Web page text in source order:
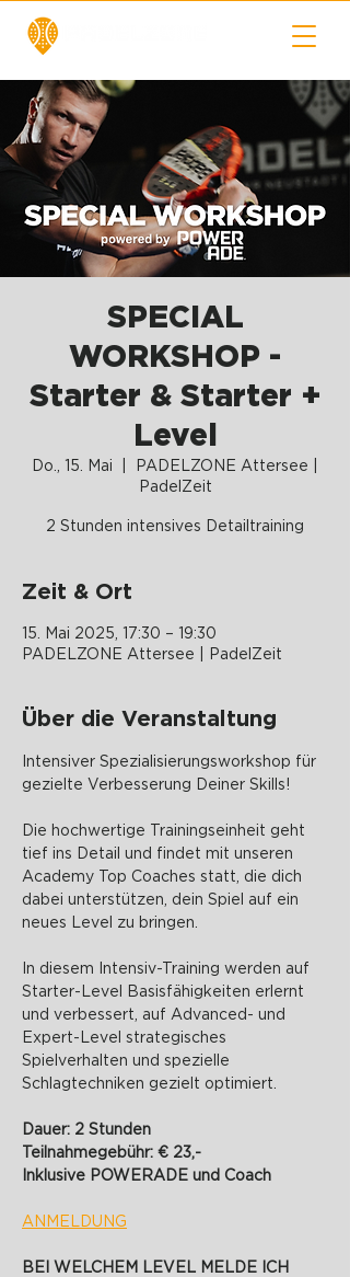
SPECIAL
WORKSHOP -
Starter & Starter +
Level
Do., 15. Mai
PADELZONE Attersee |
PadelZeit
2 Stunden intensives Detailtraining
Zeit & Ort
15. Mai 2025, 17:30 – 19:30
PADELZONE Attersee | PadelZeit
Über die Veranstaltung
Intensiver Spezialisierungsworkshop für
gezielte Verbesserung Deiner Skills!
Die hochwertige Trainingseinheit geht
tief ins Detail und findet mit unseren
Academy Top Coaches statt, die dich
dabei unterstützen, dein Spiel auf ein
neues Level zu bringen.
In diesem Intensiv-Training werden auf
Starter-Level Basisfähigkeiten erlernt
und verbessert, auf Advanced- und
Expert-Level strategisches
Spielverhalten und spezielle
Schlagtechniken gezielt optimiert.
Dauer: 2 Stunden
Teilnahmegebühr: € 23,-
Inklusive POWERADE und Coach
ANMELDUNG
BEI WELCHEM LEVEL MELDE ICH